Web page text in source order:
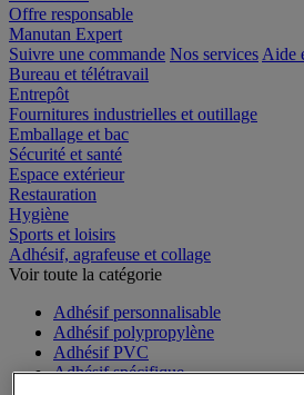
Promotions
Offre responsable
Manutan Expert
Suivre une commande
Bureau et télétravail
Entrepôt
Fournitures industrielles et outillage
Emballage et bac
Sécurité et santé
Espace extérieur
Restauration
Hygiène
Sports et loisirs
Adhésif, agrafeuse et collage
Adhésif personnalisable
Adhésif polypropylène
Adhésif PVC